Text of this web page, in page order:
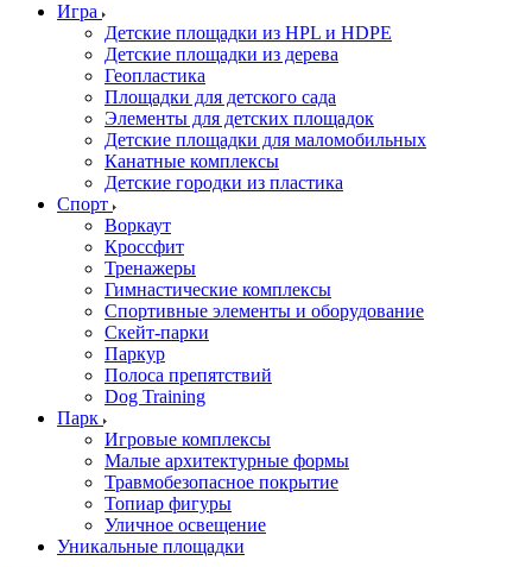
Игра
Детские площадки из HPL и HDPE
Детские площадки из дерева
Геопластика
Площадки для детского сада
Элементы для детских площадок
Детские площадки для маломобильных
Канатные комплексы
Детские городки из пластика
Спорт
Воркаут
Кроссфит
Тренажеры
Гимнастические комплексы
Спортивные элементы и оборудование
Скейт-парки
Паркур
Полоса препятствий
Dog Training
Парк
Игровые комплексы
Малые архитектурные формы
Травмобезопасное покрытие
Топиар фигуры
Уличное освещение
Уникальные площадки